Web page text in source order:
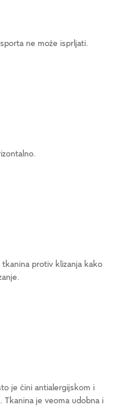
ne može isprljati.
protiv klizanja kako
je čini antialergijskom i
Tkanina je veoma udobna i